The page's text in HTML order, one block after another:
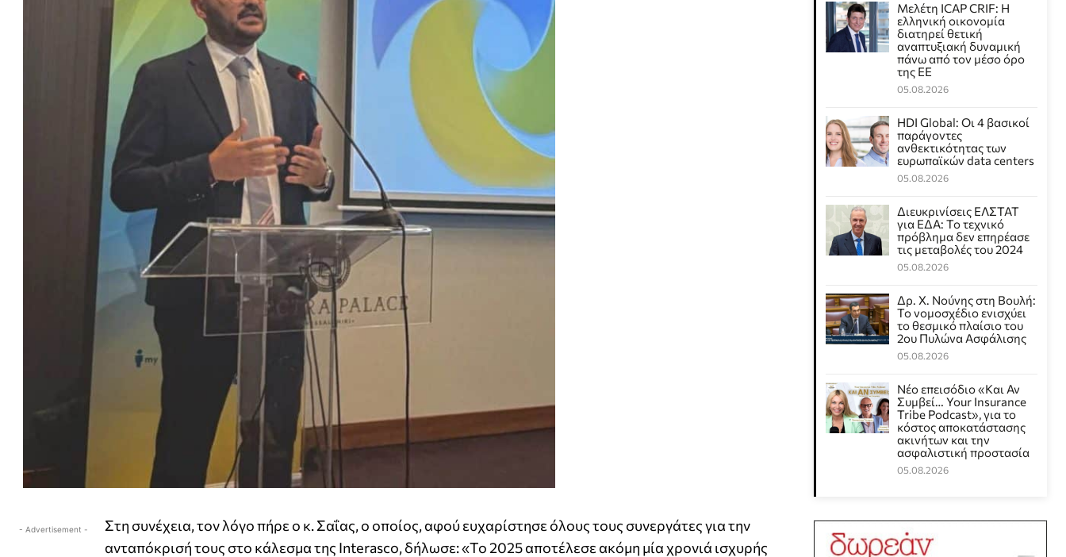
- Advertisement -
Στη συνέχεια, τον λόγο πήρε ο κ. Σαΐας, ο οποίος, αφού ευχαρίστησε όλους τους συνεργάτες για την
ανταπόκρισή τους στο κάλεσμα της Interasco, δήλωσε: «Το 2025 αποτέλεσε ακόμη μία χρονιά ισχυρής
Μελέτη ICAP CRIF: Η
ελληνική οικονομία
διατηρεί θετική
αναπτυξιακή δυναμική
πάνω από τον μέσο όρο
της ΕΕ
05.08.2026
HDI Global: Οι 4 βασικοί
παράγοντες
ανθεκτικότητας των
ευρωπαϊκών data centers
05.08.2026
Διευκρινίσεις ΕΛΣΤΑΤ
για ΕΔΑ: Το τεχνικό
πρόβλημα δεν επηρέασε
τις μεταβολές του 2024
05.08.2026
Δρ. Χ. Νούνης στη Βουλή:
Το νομοσχέδιο ενισχύει
το θεσμικό πλαίσιο του
2ου Πυλώνα Ασφάλισης
05.08.2026
Νέο επεισόδιο «Και Αν
Συμβεί… Your Insurance
Tribe Podcast», για το
κόστος αποκατάστασης
ακινήτων και την
ασφαλιστική προστασία
05.08.2026